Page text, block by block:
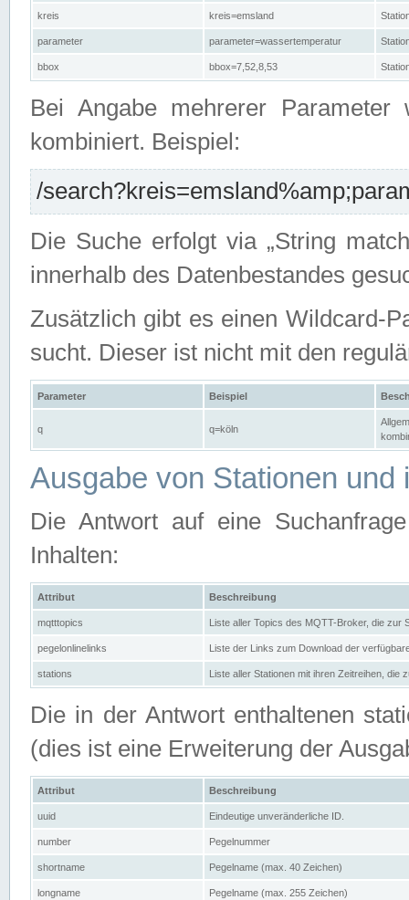
kreis kreis=emsland
parameter parameter=wassertemperatur
bbox bbox=7,52,8,53
Bei Angabe mehrerer Parameter
kombiniert. Beispiel:
/
Die Suche erfolgt via „String
innerhalb des Datenbestandes
Zusätzlich gibt es einen Wildcard-
sucht. Dieser ist nicht mit den
Parameter Beispiel
q q=köln
Ausgabe von Stationen und
Die Antwort auf eine
Inhalten:
Attribut Beschreibung
mqtttopics Liste aller Topics des MQTT-Broker, die zur
pegelonlinelinks Liste der Links zum Download der
stations Liste aller Stationen mit ihren Zeitreihen, die
Die in der Antwort enthaltenen
(dies ist eine Erweiterung der
Attribut Beschreibung
uuid Eindeutige unveränderliche ID.
number Pegelnummer
shortname Pegelname (max. 40 Zeichen)
longname Pegelname (max. 255 Zeichen)